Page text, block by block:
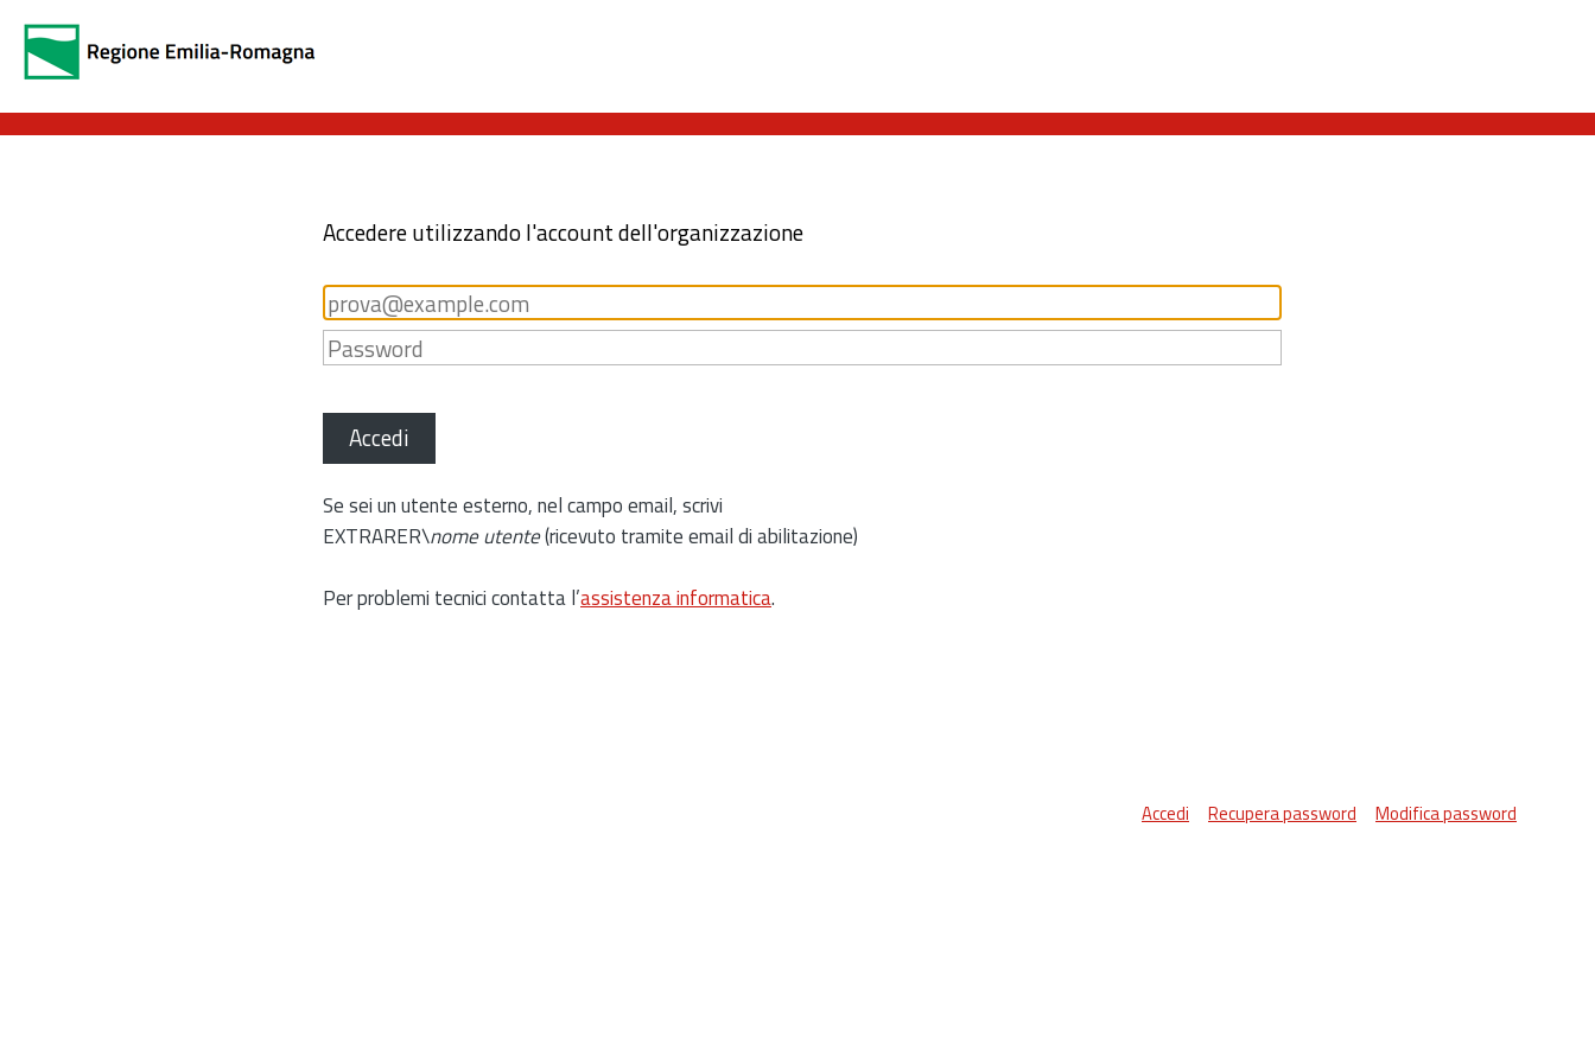
Accedere utilizzando l'account dell'organizzazione
Accedi
Se sei un utente esterno, nel campo email, scrivi
EXTRARER\nome utente(ricevuto tramite email di abilitazione)
Per problemi tecnici contatta l’assistenza informatica.
Accedi Recupera password Modifica password